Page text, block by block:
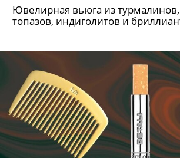
Ювелирная вьюга из
топазов, индиголитов и